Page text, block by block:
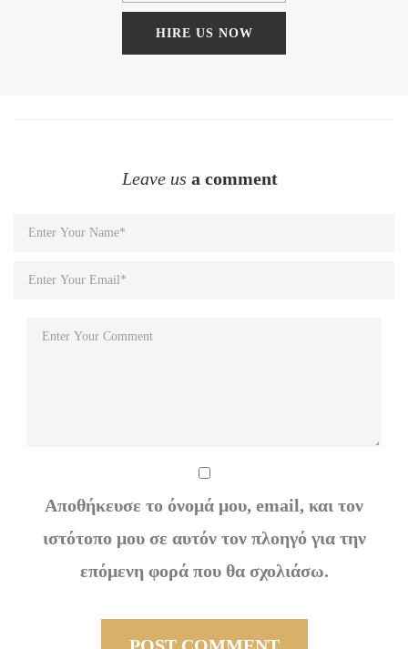
HIRE US NOW
Leave us a comment
Αποθήκευσε το όνομά μου, email, και τον
ιστότοπο μου σε αυτόν τον πλοηγό για την
επόμενη φορά που θα σχολιάσω.